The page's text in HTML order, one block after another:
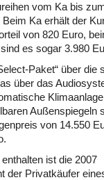
vom Ka bis
Ka erhält der
von 820 Euro,
es sogar 3.980
Paket“ über die
über das
Außenspiegeln
von 14.550
ist die 2007
der Privatkäufer